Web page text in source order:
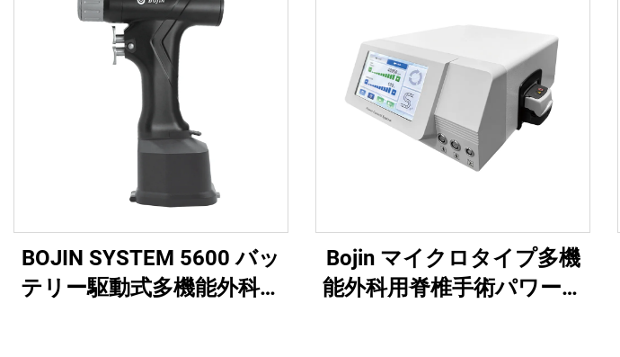
BOJIN SYSTEM 5600 バッ
テリー駆動式多機能外科用
Bojin マイクロタイプ多機
能外科用脊椎手術パワーツ